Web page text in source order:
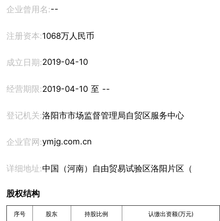
企业曾用名:--
注册资本:1068万人民币
成立日期:2019-04-10
经营期限: 2019-04-10 至 --
登记机关:洛阳市市场监督管理局自贸区服务中心
企业官网:ymjg.com.cn
详细地址:中国（河南）自由贸易试验区洛阳片区（高新
股权结构
序号 股东 持股比例 认缴出资额(万元)